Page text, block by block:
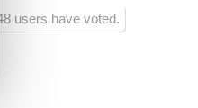
users have voted.